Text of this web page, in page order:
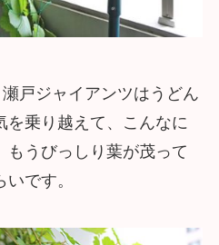
戸ジャイアンツはうどん
を乗り越えて、こんなに
もうびっしり葉が茂って
です。